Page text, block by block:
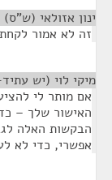
ינון אזולאי (ש"ס)
זה לא אמור
מיקי לוי (יש
אם מותר לי
האישור שלך –
הבקשות האלה
אפשרי, כדי לא